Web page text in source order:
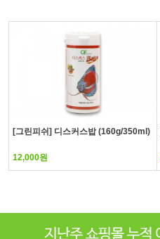
[그린피쉬] 디스커스밥 (160g/350ml)
12,000원